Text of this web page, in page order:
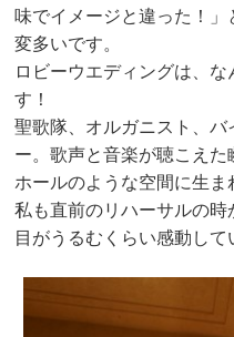
味でイメージと違った！
変多いです。
ロビーウエディングは、
す！
聖歌隊、オルガニスト、
ー。歌声と音楽が聴こえた
ホールのような空間に生ま
私も直前のリハーサルの時
目がうるむくらい感動して